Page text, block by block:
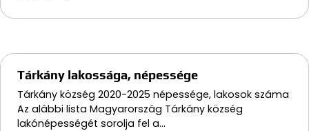
Tárkány lakossága, népessége
Tárkány község 2020-2025 népessége, lakosok száma
Az alábbi lista Magyarország Tárkány község
lakónépességét sorolja fel a…